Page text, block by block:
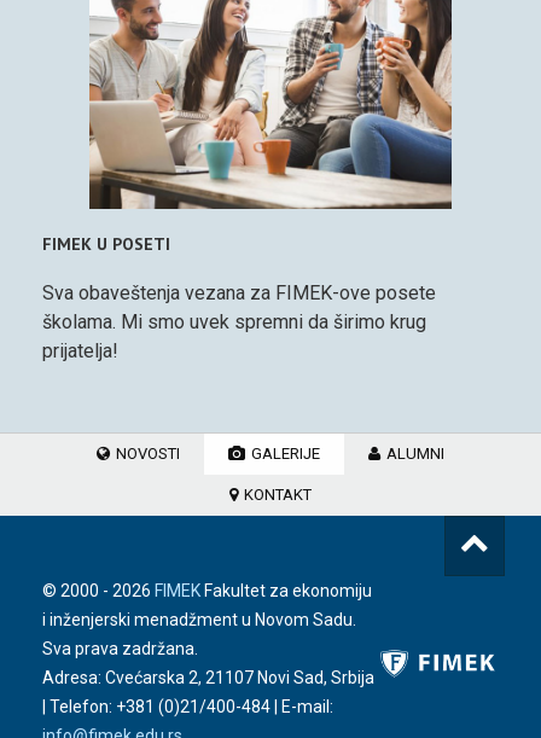
FIMEK U POSETI
Sva obaveštenja vezana za FIMEK-ove posete
školama. Mi smo uvek spremni da širimo krug
prijatelja!
NOVOSTI GALERIJE ALUMNI
KONTAKT
© 2000 - 2026 FIMEK Fakultet za ekonomiju
i inženjerski menadžment u Novom Sadu.
Sva prava zadržana.
Adresa: Cvećarska 2, 21107 Novi Sad, Srbija
| Telefon: +381 (0)21/400-484 | E-mail: